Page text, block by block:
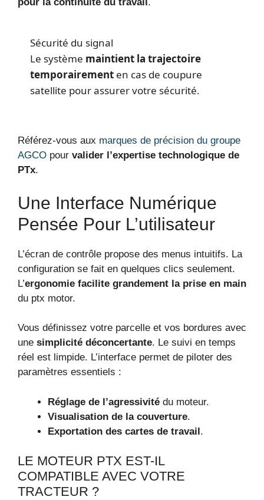
pour la continuité du travail .
Sécurité du signal
Le système maintient la trajectoire
temporairement en cas de coupure
satellite pour assurer votre sécurité.
Référez-vous aux marques de précision du groupe
AGCO pour valider l’expertise technologique de
PTx.
Une Interface Numérique
Pensée Pour L’utilisateur
L’écran de contrôle propose des menus intuitifs. La
configuration se fait en quelques clics seulement.
L’ergonomie facilite grandement la prise en main
du ptx motor.
Vous définissez votre parcelle et vos bordures avec
une simplicité déconcertante. Le suivi en temps
réel est limpide. L’interface permet de piloter des
paramètres essentiels :
Réglage de l’agressivité du moteur.
Visualisation de la couverture.
Exportation des cartes de travail.
LE MOTEUR PTX EST-IL
COMPATIBLE AVEC VOTRE
TRACTEUR ?